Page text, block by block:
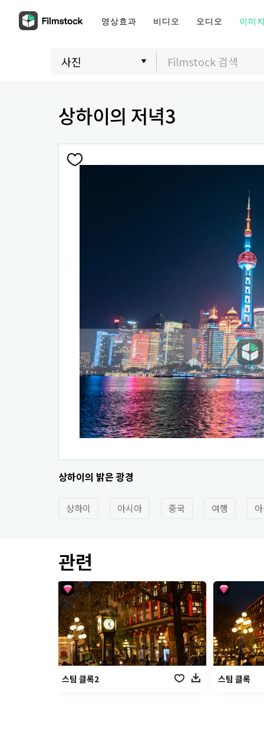
영상효과 비디오 오디오 이미
상하이의 저녁3
상하이의 밝은 광경
상하이 아시아 중국 여행
관련
스팀 클록2 스팀 클록